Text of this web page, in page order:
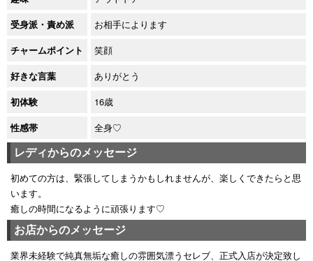
受身派・責め派 お相手によります
チャームポイント 笑顔
好きな言葉 ありがとう
初体験 16歳
性感帯 全身♡
レディからのメッセージ
初めての方は、緊張してしまうかもしれませんが、楽しくできたらと思
います。
癒しの時間になるように頑張ります♡
お店からのメッセージ
業界未経験で純真無垢な癒しの雰囲気漂うセレブ、正式入店が決定致し